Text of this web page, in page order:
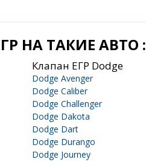
НА ТАКИЕ АВТО :
Клапан ЕГР Dodge
Dodge Avenger
Dodge Caliber
Dodge Challenger
Dodge Dakota
Dodge Dart
Dodge Durango
Dodge Journey